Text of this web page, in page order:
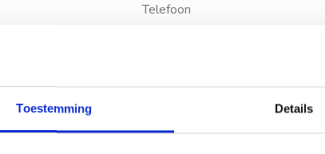
Toestemming Details
kan opnemen
Telefoon